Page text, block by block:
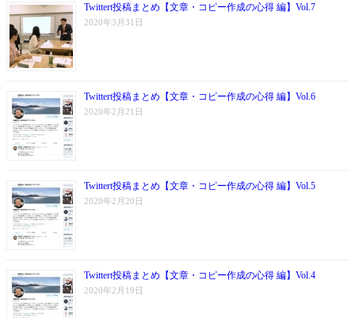
Twittert投稿まとめ【文章・コピー作成の心得 編】Vol.7
2020年3月31日
Twittert投稿まとめ【文章・コピー作成の心得 編】Vol.6
2020年2月21日
Twittert投稿まとめ【文章・コピー作成の心得 編】Vol.5
2020年2月20日
Twittert投稿まとめ【文章・コピー作成の心得 編】Vol.4
2020年2月19日